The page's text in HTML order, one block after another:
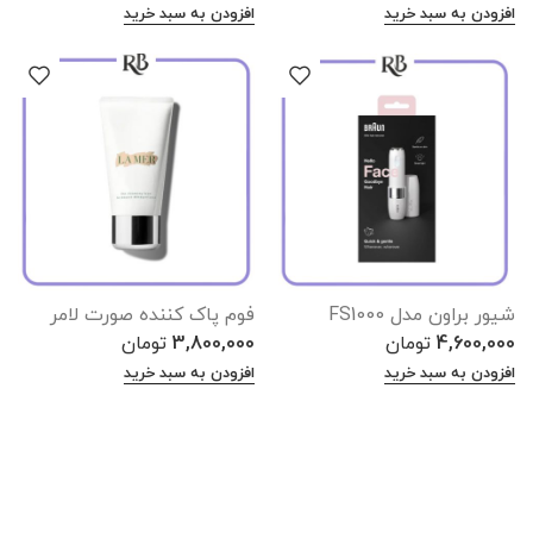
افزودن به سبد خرید افزودن به سبد خرید
شیور براون مدل FS1000
4,600,000 تومان
افزودن به سبد خرید
فوم پاک کننده صورت لامر
3,800,000 تومان
افزودن به سبد خرید